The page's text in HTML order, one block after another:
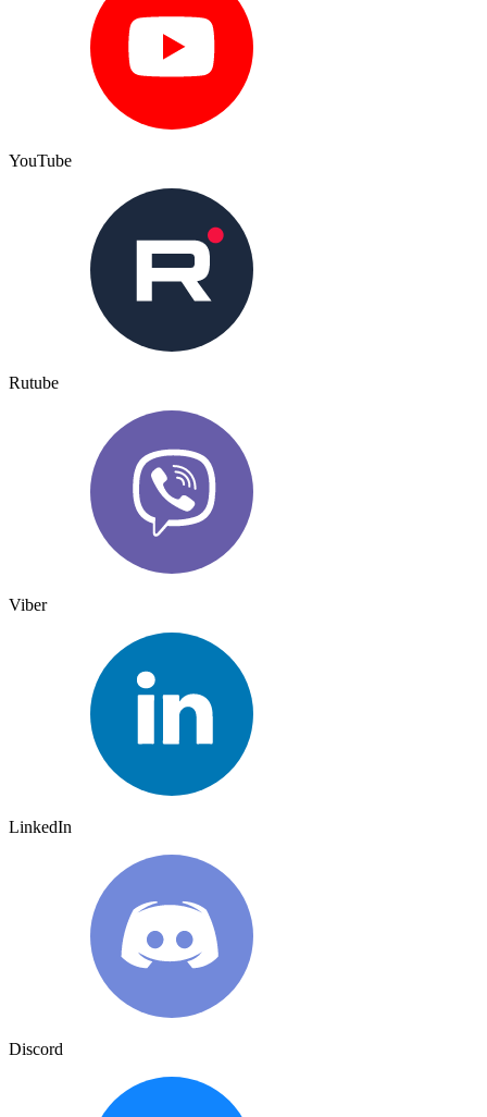
YouTube
Rutube
Viber
LinkedIn
Discord